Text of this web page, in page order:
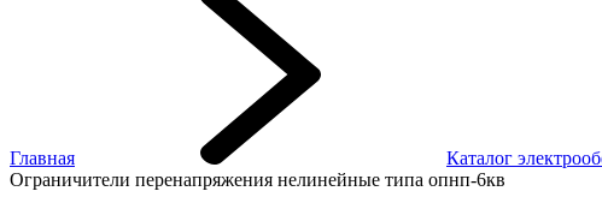
Главная
Каталог
Ограничители перенапряжения нелинейные типа опнп-6кв